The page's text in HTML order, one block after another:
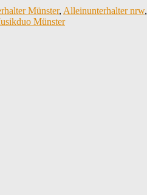
Münster, Alleinunterhalter nrw,
Münster